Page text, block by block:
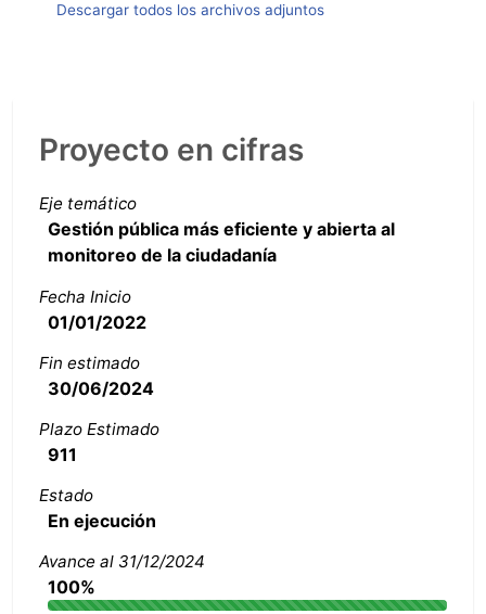
Descargar todos los archivos adjuntos
Proyecto en cifras
Eje temático
Gestión pública más eficiente y abierta al
monitoreo de la ciudadanía
Fecha Inicio
01/01/2022
Fin estimado
30/06/2024
Plazo Estimado
911
Estado
En ejecución
Avance al 31/12/2024
100%